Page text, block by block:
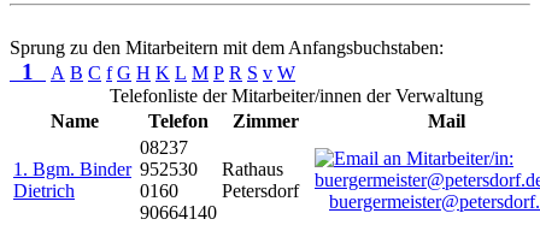
Sprung zu den Mitarbeitern mit dem Anfangsbuchstaben:
1 A B C f G H K L M P R S v W
Telefonliste der Mitarbeiter/innen der Verwaltung
Name
Telefon Zimmer Mail
1. Bgm. Binder
Dietrich
08237
952530
0160
90664140
Rathaus
Petersdorf